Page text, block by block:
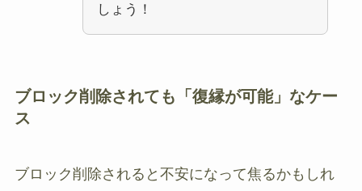
しょう！
ブロック削除されても「復縁が可能」なケー
ス
ブロック削除されると不安になって焦るかもしれ